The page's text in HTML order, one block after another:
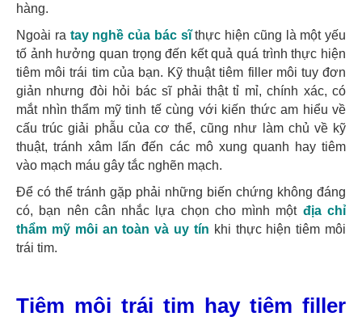
hàng.
Ngoài ra tay nghề của bác sĩ thực hiện cũng là một yếu
tố ảnh hưởng quan trọng đến kết quả quá trình thực hiện
tiêm môi trái tim của bạn. Kỹ thuật tiêm filler môi tuy đơn
giản nhưng đòi hỏi bác sĩ phải thật tỉ mỉ, chính xác, có
mắt nhìn thẩm mỹ tinh tế cùng với kiến thức am hiểu về
cấu trúc giải phẫu của cơ thể, cũng như làm chủ về kỹ
thuật, tránh xâm lấn đến các mô xung quanh hay tiêm
vào mạch máu gây tắc nghẽn mạch.
Để có thể tránh gặp phải những biến chứng không đáng
có, bạn nên cân nhắc lựa chọn cho mình một địa chỉ
thẩm mỹ môi an toàn và uy tín khi thực hiện tiêm môi
trái tim.
Tiêm môi trái tim hay tiêm filler